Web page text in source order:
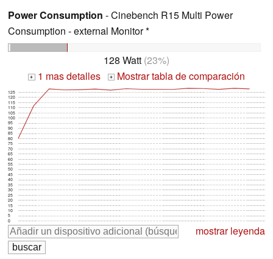
Power Consumption - Cinebench R15 Multi Power
Consumption - external Monitor *
128 Watt (23%)
+ 1 mas detalles + Mostrar tabla de comparación
0
5
10
15
20
25
30
35
40
45
50
55
60
65
70
75
80
85
90
95
100
105
110
115
120
125
mostrar leyenda